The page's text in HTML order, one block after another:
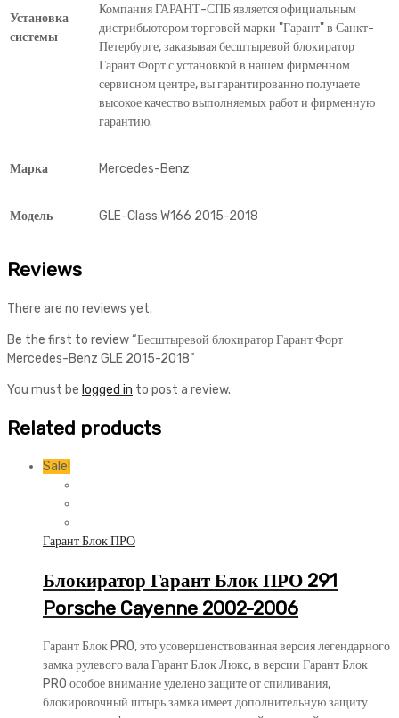
Установка
системы
Компания ГАРАНТ-СПБ является официальным
дистрибьютором торговой марки "Гарант" в Санкт-
Петербурге, заказывая бесштыревой блокиратор
Гарант Форт с установкой в нашем фирменном
сервисном центре, вы гарантированно получаете
высокое качество выполняемых работ и фирменную
гарантию.
Марка Mercedes-Benz
Модель GLE-Class W166 2015-2018
Reviews
There are no reviews yet.
Be the first to review “Бесштыревой блокиратор Гарант Форт
Mercedes-Benz GLE 2015-2018”
You must be logged in to post a review.
Related products
Sale!
Гарант Блок ПРО
Блокиратор Гарант Блок ПРО 291
Porsche Cayenne 2002-2006
Гарант Блок PRO, это усовершенствованная версия легендарного
замка рулевого вала Гарант Блок Люкс, в версии Гарант Блок
PRO особое внимание уделено защите от спиливания,
блокировочный штырь замка имеет дополнительную защиту